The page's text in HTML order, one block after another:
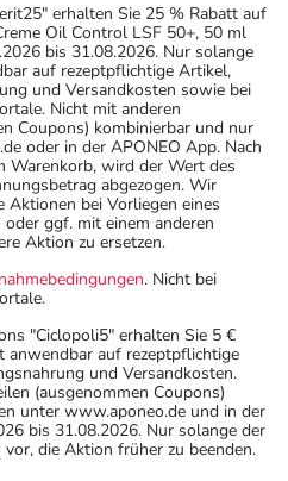
erhalten Sie 25 % Rabatt auf
Oil Control LSF 50+, 50 ml
bis 31.08.2026. Nur solange
auf rezeptpflichtige Artikel,
und Versandkosten sowie bei
Nicht mit anderen
Coupons) kombinierbar und nur
oder in der APONEO App. Nach
Warenkorb, wird der Wert des
abgezogen. Wir
Aktionen bei Vorliegen eines
ggf. mit einem anderen
Aktion zu ersetzen.
. Nicht bei
"Ciclopoli5" erhalten Sie 5 €
anwendbar auf rezeptpflichtige
und Versandkosten.
(ausgenommen Coupons)
unter www.aponeo.de und in der
bis 31.08.2026. Nur solange der
die Aktion früher zu beenden.